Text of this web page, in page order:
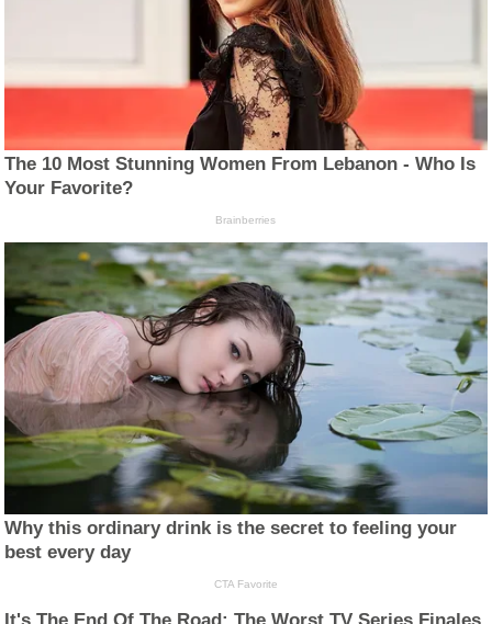
The 10 Most Stunning Women From Lebanon - Who Is
Your Favorite?
Brainberries
Why this ordinary drink is the secret to feeling your
best every day
CTA Favorite
It's The End Of The Road: The Worst TV Series Finales